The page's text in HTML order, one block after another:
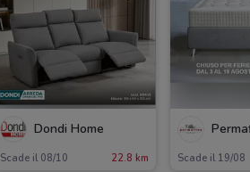
Dondi Home
Scade il 08/10 22.8 km Scade il 19/08